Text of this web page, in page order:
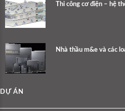
Thi công cơ điện – hệ
Nhà thầu m&e và các
DỰ ÁN